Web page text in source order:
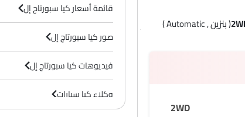
( بنزين , Automatic ) إل إكس 4WD ( بنزين , Automatic )
2WD
قائمة أسعار كيا سبورتاج إل
صور كيا سبورتاج إل
فيديوهات كيا سبورتاج إل
وكلاء كيا سيارات